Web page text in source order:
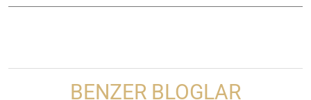
BENZER BLOGLAR